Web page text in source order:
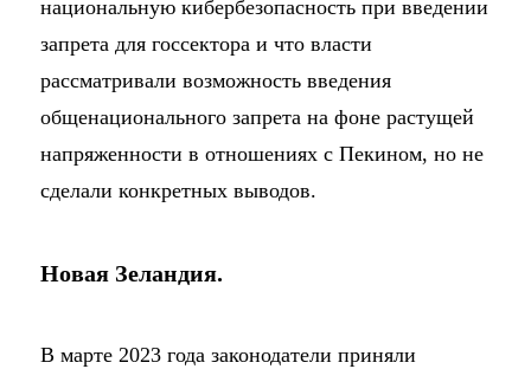
национальную кибербезопасность при введении
запрета для госсектора и что власти
рассматривали возможность введения
общенационального запрета на фоне растущей
напряженности в отношениях с Пекином, но не
сделали конкретных выводов.
Новая Зеландия.
В марте 2023 года законодатели приняли